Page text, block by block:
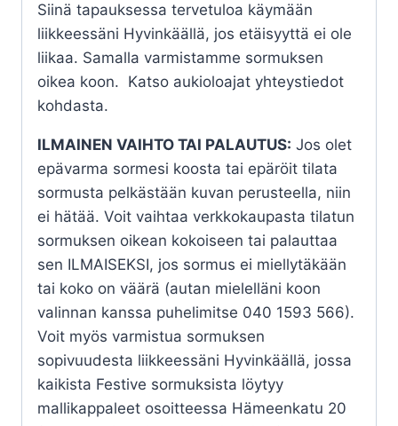
Siinä tapauksessa tervetuloa käymään
liikkeessäni Hyvinkäällä, jos etäisyyttä ei ole
liikaa. Samalla varmistamme sormuksen
oikea koon. Katso aukioloajat yhteystiedot
kohdasta.
ILMAINEN VAIHTO TAI PALAUTUS: Jos olet
epävarma sormesi koosta tai epäröit tilata
sormusta pelkästään kuvan perusteella, niin
ei hätää. Voit vaihtaa verkkokaupasta tilatun
sormuksen oikean kokoiseen tai palauttaa
sen ILMAISEKSI, jos sormus ei miellytäkään
tai koko on väärä (autan mielelläni koon
valinnan kanssa puhelimitse 040 1593 566).
Voit myös varmistua sormuksen
sopivuudesta liikkeessäni Hyvinkäällä, jossa
kaikista Festive sormuksista löytyy
mallikappaleet osoitteessa Hämeenkatu 20